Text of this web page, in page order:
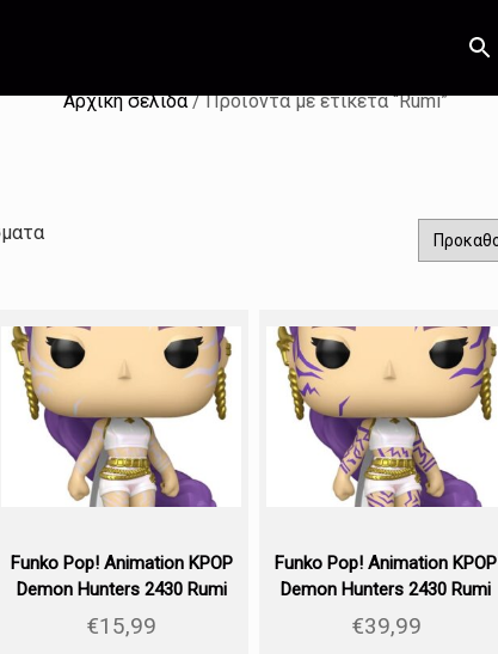
Αρχική σελίδα/ Προϊόντα με ετικέτα “Rumi”
Funko Pop! Animation KPOP
Demon Hunters 2430 Rumi
€15,99
Funko Pop! Animation KPOP
Demon Hunters 2430 Rumi
(Chase)
€39,99